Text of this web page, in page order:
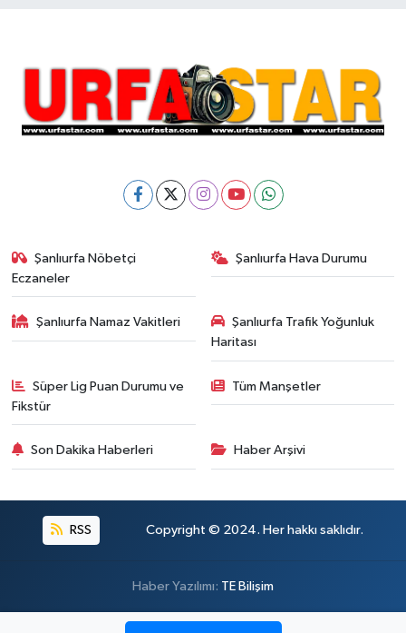
Şanlıurfa Nöbetçi
Eczaneler
Şanlıurfa Hava Durumu
Şanlıurfa Namaz Vakitleri
Şanlıurfa Trafik Yoğunluk
Haritası
Süper Lig Puan Durumu ve
Fikstür
Tüm Manşetler
Son Dakika Haberleri Haber Arşivi
RSS Copyright © 2024. Her hakkı saklıdır.
Haber Yazılımı: TE Bilişim